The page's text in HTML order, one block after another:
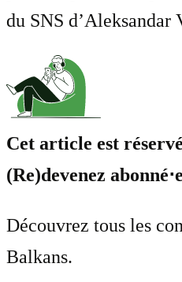
du SNS d’Aleksandar
Cet article est
(Re)devenez
Découvrez tous les
Balkans.